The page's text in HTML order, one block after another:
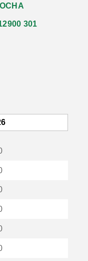
301